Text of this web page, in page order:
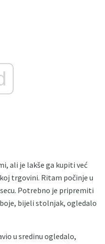
ali je lakše ga kupiti već
trgovini. Ritam počinje u
Potrebno je pripremiti
bijeli stolnjak, ogledalo
u sredinu ogledalo,